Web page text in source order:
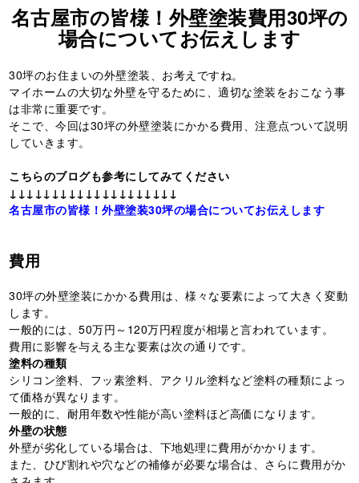
名古屋市の皆様！外壁塗装費用30坪の
場合についてお伝えします
30坪のお住まいの外壁塗装、お考えですね。
マイホームの大切な外壁を守るために、適切な塗装をおこなう事
は非常に重要です。
そこで、今回は30坪の外壁塗装にかかる費用、注意点ついて説明
していきます。
こちらのブログも参考にしてみてください
↓↓↓↓↓↓↓↓↓↓↓↓↓↓↓↓↓↓↓↓
名古屋市の皆様！外壁塗装30坪の場合についてお伝えします
費用
30坪の外壁塗装にかかる費用は、様々な要素によって大きく変動
します。
一般的には、50万円～120万円程度が相場と言われています。
費用に影響を与える主な要素は次の通りです。
塗料の種類
シリコン塗料、フッ素塗料、アクリル塗料など塗料の種類によっ
て価格が異なります。
一般的に、耐用年数や性能が高い塗料ほど高価になります。
外壁の状態
外壁が劣化している場合は、下地処理に費用がかかります。
また、ひび割れや穴などの補修が必要な場合は、さらに費用がか